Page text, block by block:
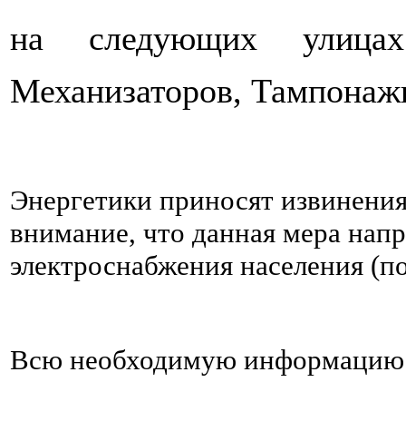
на следующих
Механизаторов,
Энергетики приносят
внимание, что данная мера
электроснабжения населения
Всю необходимую информацию